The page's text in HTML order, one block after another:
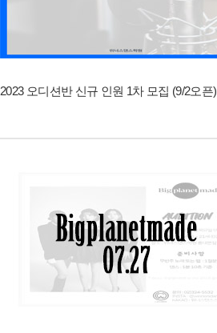
2023 오디션반 신규 인원 1차 모집 (9/2오픈)